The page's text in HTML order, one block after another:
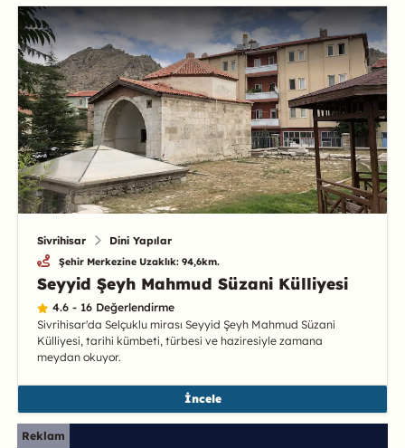
Sivrihisar Dini Yapılar
Şehir Merkezine Uzaklık: 94,6km.
Seyyid Şeyh Mahmud Süzani Külliyesi
4.6 - 16 Değerlendirme
Sivrihisar'da Selçuklu mirası Seyyid Şeyh Mahmud Süzani
Külliyesi, tarihi kümbeti, türbesi ve haziresiyle zamana
meydan okuyor.
İncele
Reklam